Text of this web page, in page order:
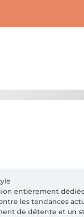
entièrement
les tendances
de détente et un